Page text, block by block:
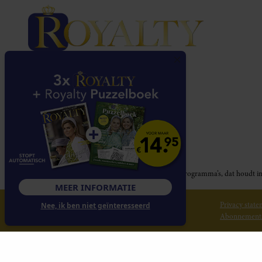
Royalty participeert in diverse affiliate marketing programma’s, dat
© 2026 Royalty Online Privacy
MEER INFORMATIE
Nee, ik ben niet geïnteresseerd